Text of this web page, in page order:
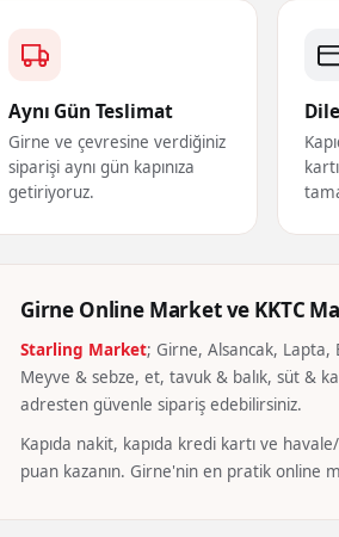
Aynı Gün Teslimat
Girne ve çevresine verdiğiniz
siparişi aynı gün kapınıza
getiriyoruz.
Girne Online Market ve KKTC
Starling Market; Girne, Alsancak, Lapta,
Meyve & sebze, et, tavuk & balık, süt &
adresten güvenle sipariş edebilirsiniz.
Kapıda nakit, kapıda kredi kartı ve
puan kazanın. Girne'nin en pratik online